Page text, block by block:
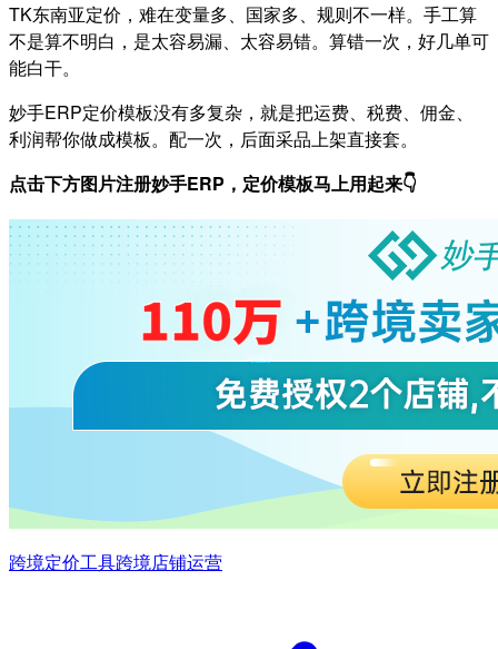
TK东南亚定价，难在变量多、国家多、规则不一样。手工算
不是算不明白，是太容易漏、太容易错。算错一次，好几单可
能白干。
妙手ERP定价模板没有多复杂，就是把运费、税费、佣金、
利润帮你做成模板。配一次，后面采品上架直接套。
点击下方图片注册妙手ERP，定价模板马上用起来👇
跨境定价工具跨境店铺运营